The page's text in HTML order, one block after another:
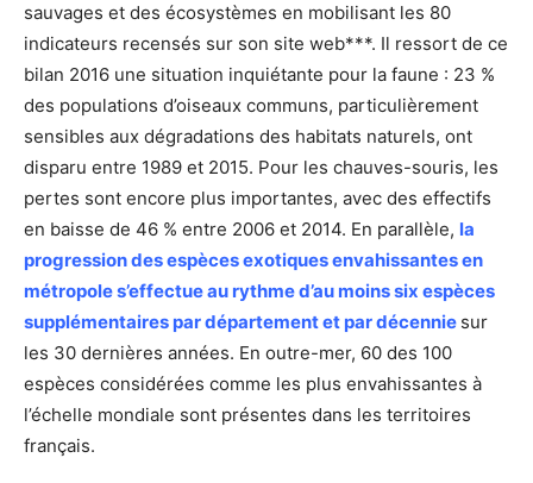
sauvages et des écosystèmes en mobilisant les 80
indicateurs recensés sur son site web***. Il ressort de ce
bilan 2016 une situation inquiétante pour la faune : 23 %
des populations d’oiseaux communs, particulièrement
sensibles aux dégradations des habitats naturels, ont
disparu entre 1989 et 2015. Pour les chauves-souris, les
pertes sont encore plus importantes, avec des effectifs
en baisse de 46 % entre 2006 et 2014. En parallèle, la
progression des espèces exotiques envahissantes en
métropole s’effectue au rythme d’au moins six espèces
supplémentaires par département et par décennie sur
les 30 dernières années. En outre-mer, 60 des 100
espèces considérées comme les plus envahissantes à
l’échelle mondiale sont présentes dans les territoires
français.